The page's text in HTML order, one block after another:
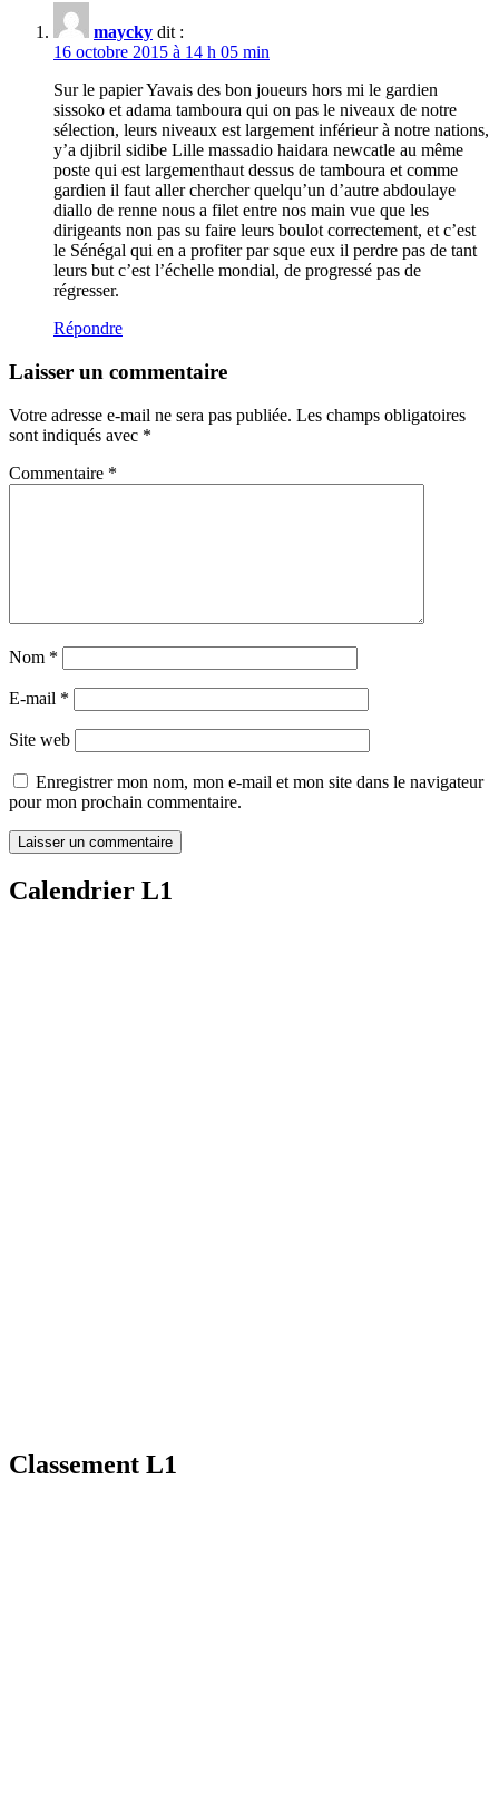
maycky dit :
16 octobre 2015 à 14 h 05 min
Sur le papier Yavais des bon joueurs hors mi le gardien
sissoko et adama tamboura qui on pas le niveaux de notre
sélection, leurs niveaux est largement inférieur à notre nations,
y’a djibril sidibe Lille massadio haidara newcatle au même
poste qui est largementhaut dessus de tamboura et comme
gardien il faut aller chercher quelqu’un d’autre abdoulaye
diallo de renne nous a filet entre nos main vue que les
dirigeants non pas su faire leurs boulot correctement, et c’est
le Sénégal qui en a profiter par sque eux il perdre pas de tant
leurs but c’est l’échelle mondial, de progressé pas de
régresser.
Répondre
Laisser un commentaire
Votre adresse e-mail ne sera pas publiée. Les champs obligatoires
sont indiqués avec *
Commentaire *
Nom *
E-mail *
Site web
Enregistrer mon nom, mon e-mail et mon site dans le navigateur
pour mon prochain commentaire.
Calendrier L1
Classement L1